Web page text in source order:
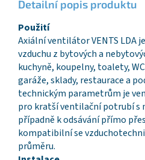
Detailní popis produktu
Použití
Axiální ventilátor VENTS LDA
vzduchu z bytových a
kuchyně, koupelny, toalety,
garáže, sklady, restaurace a
technickým parametrům je
pro kratší ventilační potrubí s
případně k odsávání přímo
kompatibilní se
průměru.